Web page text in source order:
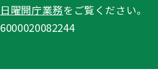
日曜開庁業務をご覧ください。
6000020082244